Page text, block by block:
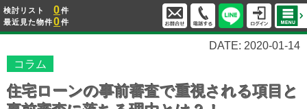
検討リスト 0件
最近見た物件0件
DATE: 2020-01-14
コラム
住宅ローンの事前審査で重視される項目と